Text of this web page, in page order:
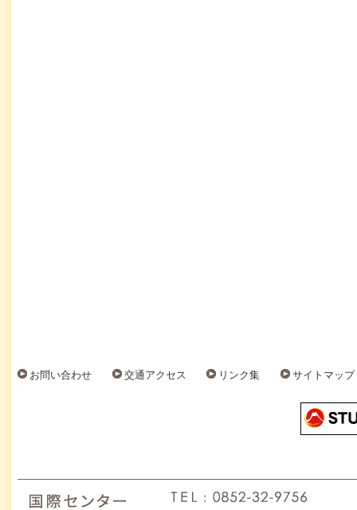
お問い合わせ 交通アクセス リンク集 サイトマップ